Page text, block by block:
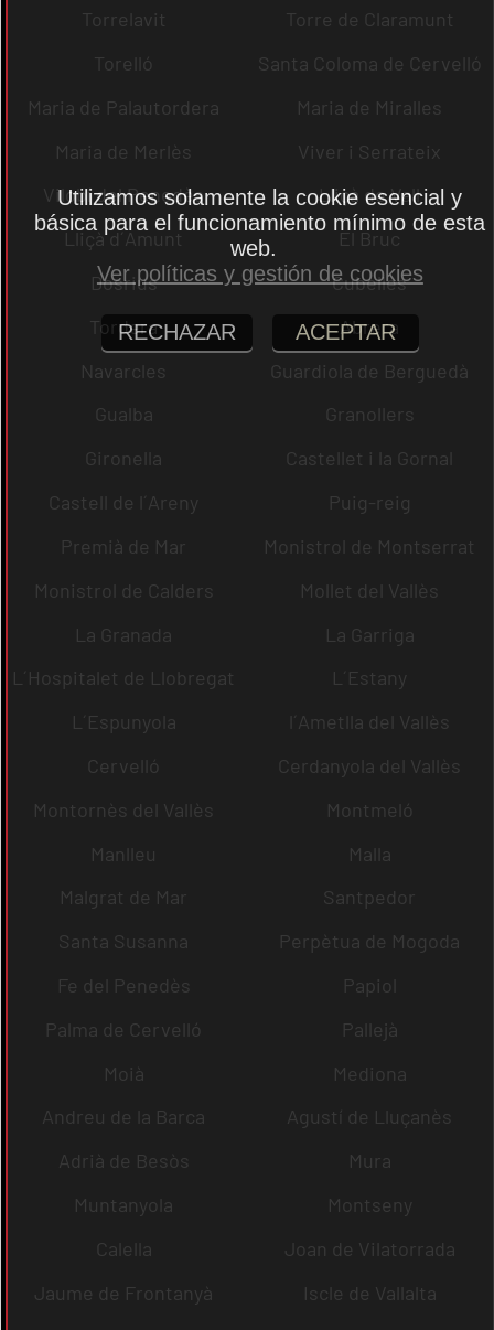
Torrelavit
Torre de Claramunt
Torelló
Santa Coloma de Cervelló
Maria de Palautordera
Maria de Miralles
Maria de Merlès
Viver i Serrateix
Vilobí del Penedès
Lliçà de Vall
Lliçà d´Amunt
El Bruc
Dosrius
Cubelles
Tordera
Abrera
Navarcles
Guardiola de Berguedà
Gualba
Granollers
Gironella
Castellet i la Gornal
Castell de l´Areny
Puig-reig
Premià de Mar
Monistrol de Montserrat
Monistrol de Calders
Mollet del Vallès
La Granada
La Garriga
L´Hospitalet de Llobregat
L´Estany
L´Espunyola
l´Ametlla del Vallès
Cervelló
Cerdanyola del Vallès
Montornès del Vallès
Montmeló
Manlleu
Malla
Malgrat de Mar
Santpedor
Santa Susanna
Perpètua de Mogoda
Fe del Penedès
Papiol
Palma de Cervelló
Pallejà
Moià
Mediona
Andreu de la Barca
Agustí de Lluçanès
Adrià de Besòs
Mura
Muntanyola
Montseny
Calella
Joan de Vilatorrada
Jaume de Frontanyà
Iscle de Vallalta
Utilizamos solamente la cookie esencial y
básica para el funcionamiento mínimo de esta
web.
Ver políticas y gestión de cookies
RECHAZAR ACEPTAR